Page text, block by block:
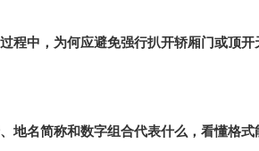
程中，为何应避免强行扒开轿厢门或顶开
地名简称和数字组合代表什么，看懂格式